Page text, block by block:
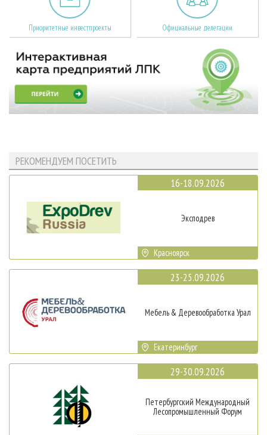
Приоритетные инвестпроекты Официальные делегации
РЕКОМЕНДУЕМ ПОСЕТИТЬ
16-18.09.2026
Эксподрев
Красноярск
23-25.09.2026
Мебель & Деревообработка Урал
Екатеринбург
29-30.09.2026
Петербургский Международный
Лесопромышленный Форум